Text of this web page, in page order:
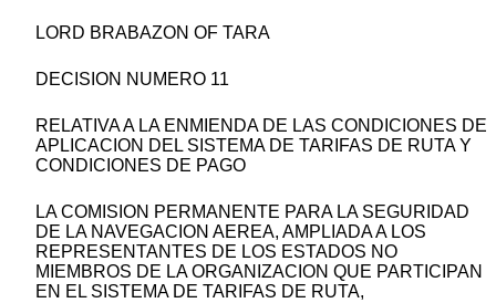
LORD BRABAZON OF TARA
DECISION NUMERO 11
RELATIVA A LA ENMIENDA DE LAS CONDICIONES DE
APLICACION DEL SISTEMA DE TARIFAS DE RUTA Y
CONDICIONES DE PAGO
LA COMISION PERMANENTE PARA LA SEGURIDAD
DE LA NAVEGACION AEREA, AMPLIADA A LOS
REPRESENTANTES DE LOS ESTADOS NO
MIEMBROS DE LA ORGANIZACION QUE PARTICIPAN
EN EL SISTEMA DE TARIFAS DE RUTA,